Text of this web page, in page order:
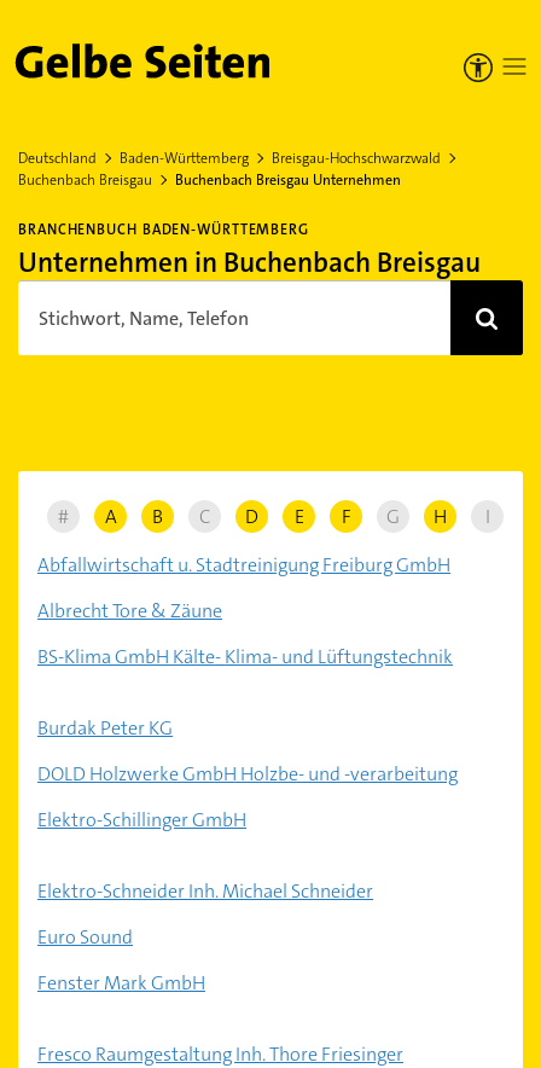
Gelbe Seiten
Deutschland Baden-Württemberg
Breisgau-Hochschwarzwald
Buchenbach Breisgau
Buchenbach Breisgau Unternehmen
BRANCHENBUCH BADEN-WÜRTTEMBERG
Unternehmen in Buchenbach Breisgau
Stichwort, Name, Telefon
# A B C D E F G H I
Abfallwirtschaft u. Stadtreinigung Freiburg GmbH
Albrecht Tore & Zäune
BS-Klima GmbH Kälte- Klima- und Lüftungstechnik
Burdak Peter KG
DOLD Holzwerke GmbH Holzbe- und -verarbeitung
Elektro-Schillinger GmbH
Elektro-Schneider Inh. Michael Schneider
Euro Sound
Fenster Mark GmbH
Fresco Raumgestaltung Inh. Thore Friesinger